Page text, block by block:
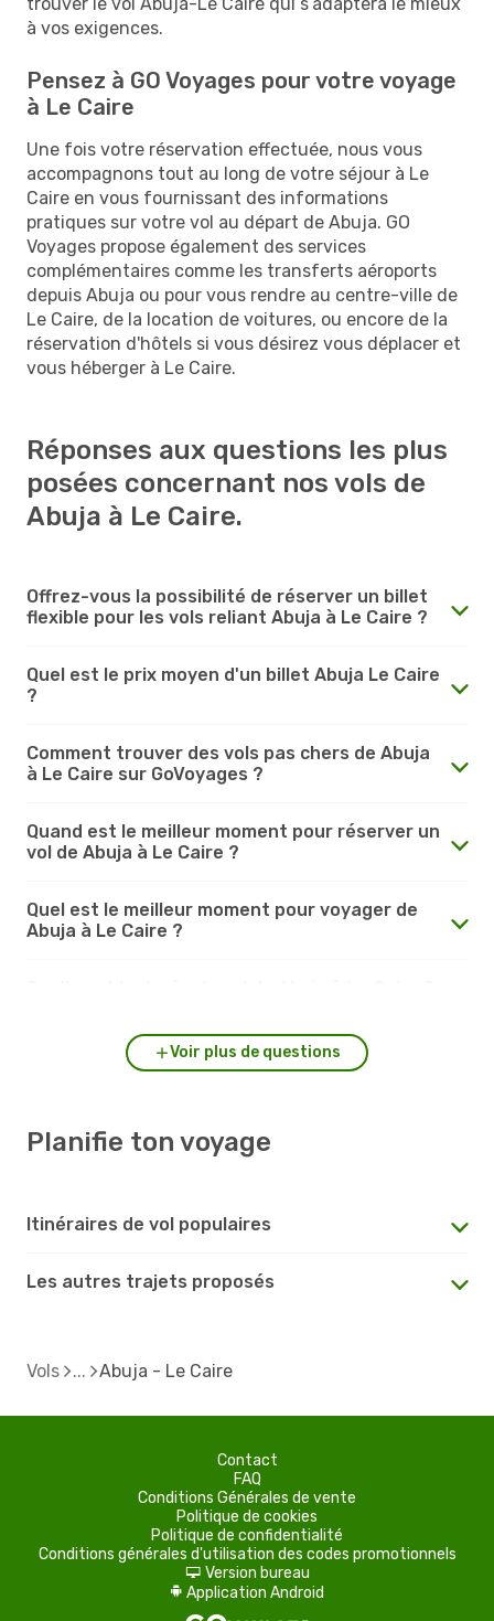
à vos exigences.
Pensez à GO Voyages pour votre voyage
à Le Caire
Une fois votre réservation effectuée, nous vous
accompagnons tout au long de votre séjour à Le
Caire en vous fournissant des informations
pratiques sur votre vol au départ de Abuja. GO
Voyages propose également des services
complémentaires comme les transferts aéroports
depuis Abuja ou pour vous rendre au centre-ville de
Le Caire, de la location de voitures, ou encore de la
réservation d'hôtels si vous désirez vous déplacer et
vous héberger à Le Caire.
Réponses aux questions les plus
posées concernant nos vols de
Abuja à Le Caire.
Offrez-vous la possibilité de réserver un billet
flexible pour les vols reliant Abuja à Le Caire ?
Quel est le prix moyen d'un billet Abuja Le Caire
?
Comment trouver des vols pas chers de Abuja
à Le Caire sur GoVoyages ?
Quand est le meilleur moment pour réserver un
vol de Abuja à Le Caire ?
Quel est le meilleur moment pour voyager de
Abuja à Le Caire ?
Voir plus de questions
Planifie ton voyage
Itinéraires de vol populaires
Les autres trajets proposés
Vols Abuja - Le Caire
Contact
FAQ
Conditions Générales de vente
Politique de cookies
Politique de confidentialité
Conditions générales d'utilisation des codes promotionnels
d Version bureau
A Application Android